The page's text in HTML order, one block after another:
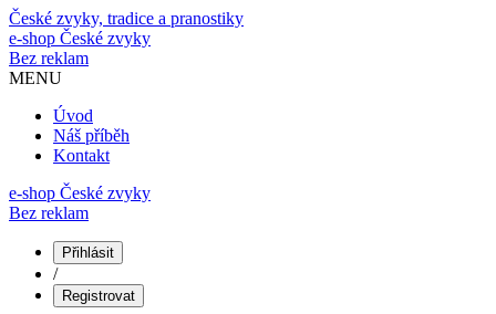
České zvyky, tradice a pranostiky
e-shop České zvyky
Bez reklam
MENU
Úvod
Náš příběh
Kontakt
e-shop České zvyky
Bez reklam
Přihlásit
/
Registrovat